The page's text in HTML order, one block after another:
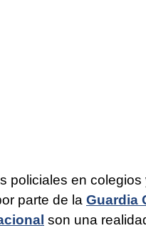
policiales en colegios
parte de la Guardia
son una